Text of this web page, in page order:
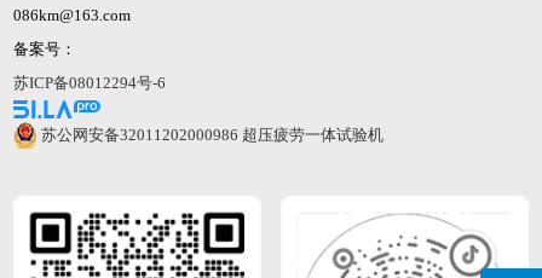
086km@163.com
备案号：
苏ICP备08012294号-6
苏公网安备32011202000986 超压疲劳一体试验机